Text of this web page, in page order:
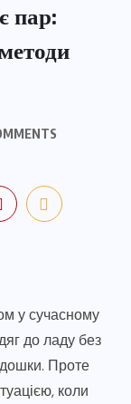
пар:
у сучасному
до ладу без
дошки. Проте
коли